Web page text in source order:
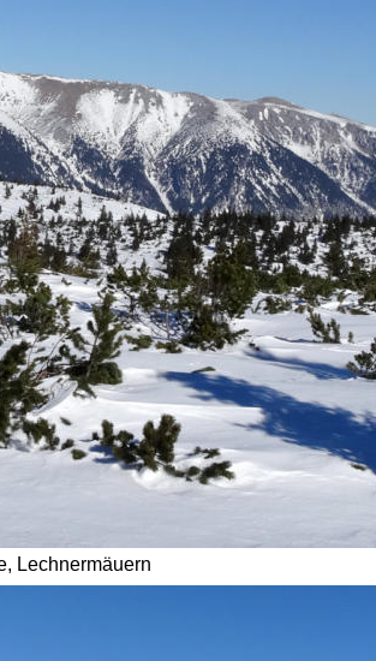
Lechnermäuern